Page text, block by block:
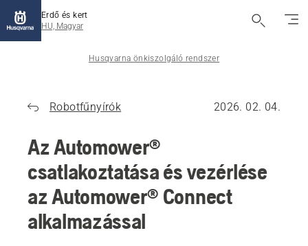
Erdő és kert
HU, Magyar
Husqvarna önkiszolgáló rendszer
Robotfűnyírók 2026. 02. 04.
Az Automower®
csatlakoztatása és vezérlése
az Automower® Connect
alkalmazással